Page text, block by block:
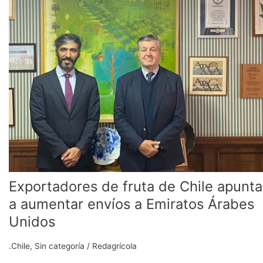
Exportadores de fruta de Chile
a aumentar envíos a Emiratos Árabes
Unidos
.Chile, Sin categoría / Redagrícola
de
apuntan
a
aumentar
envíos
a
Emiratos
Árabes
Unidos